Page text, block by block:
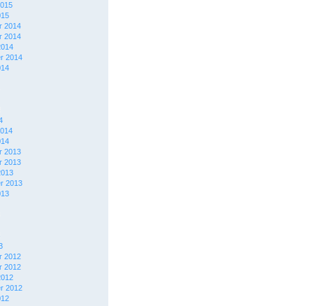
2014
2014
2014
2013
2013
2013
2012
2012
2012